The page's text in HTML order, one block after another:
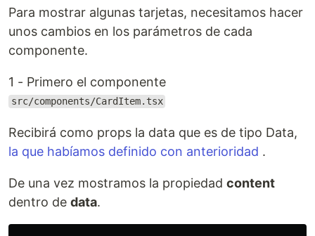
Para mostrar algunas tarjetas, necesitamos hacer
unos cambios en los parámetros de cada
componente.
1 - Primero el componente
src/components/CardItem.tsx
Recibirá como props la data que es de tipo Data,
la que habíamos definido con anterioridad .
De una vez mostramos la propiedad content
dentro de data.